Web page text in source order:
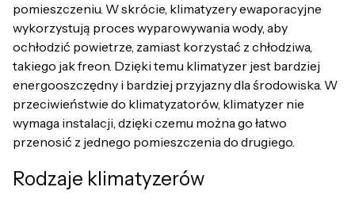
pomieszczeniu. W skrócie, klimatyzery ewaporacyjne
wykorzystują proces wyparowywania wody, aby
ochłodzić powietrze, zamiast korzystać z chłodziwa,
takiego jak freon. Dzięki temu klimatyzer jest bardziej
energooszczędny i bardziej przyjazny dla środowiska. W
przeciwieństwie do klimatyzatorów, klimatyzer nie
wymaga instalacji, dzięki czemu można go łatwo
przenosić z jednego pomieszczenia do drugiego.
Rodzaje klimatyzerów